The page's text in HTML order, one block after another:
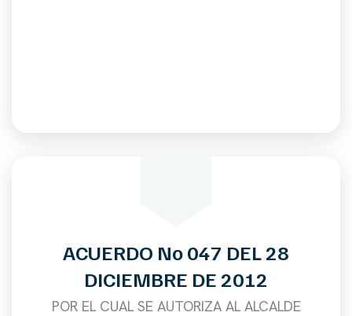
ACUERDO No 047 DEL 28
DICIEMBRE DE 2012
POR EL CUAL SE AUTORIZA AL ALCALDE